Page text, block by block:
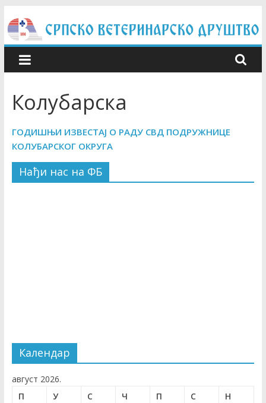
to
content
Колубарска
ГОДИШЊИ ИЗВЕСТАЈ О РАДУ СВД ПОДРУЖНИЦЕ
КОЛУБАРСКОГ ОКРУГА
Нађи нас на ФБ
Календар
август 2026.
П
У С Ч П С
Н